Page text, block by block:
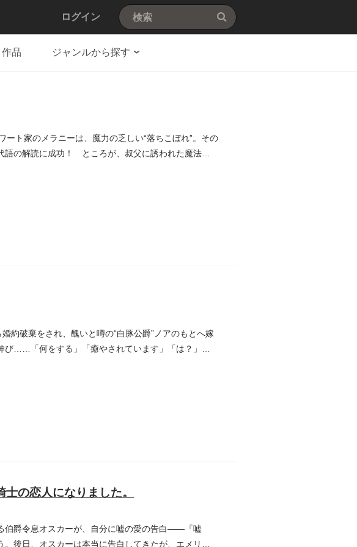
ログイン
品 ジャンルから探す
ト家のメラニーは、魔力の乏しい“落ちこぼれ”。その
の解読に成功！ ところが、叔父に誘われた魔法学
約破棄をされ、醜いと噂の“白豚公爵”ノアのもとへ嫁
び……「何をする」「癒やされています」「は？」ウ
の恋人になりました。
伯爵令息オスカーが、自分に嘘の愛の告白――『嘘
後日、オスカーは本当に告白してきたが、エメリア